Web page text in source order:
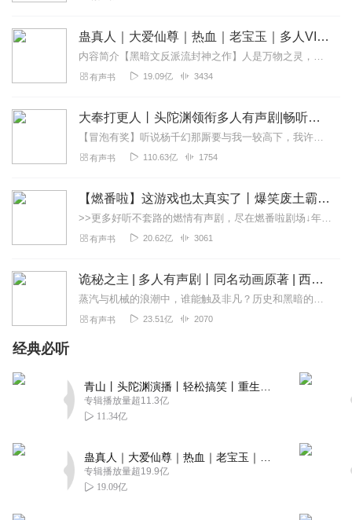
蛊真人｜大爱仙尊｜热血｜老宝玉｜多人VIP免费有声剧
内容简介【黑暗文反派流封神之作】人是万物之灵，蛊是天地真精。一个穿越者不断重生的故事。一个养蛊、炼蛊、用蛊的奇特世界。配音组（男角色）老宝玉旁白...
有声书 19.09亿 3434
大奉打更人丨头陀渊领衔多人有声剧|畅听全集|王鹤棣、田曦薇主演影视剧原著|卖报小郎君
【冒泡有奖】听说杨千幻那厮要与我一较高下，我许七安要开始装叉了！快进入声音播放页戳下方输入框，冒个泡偷偷告诉我，我要用哪些诗词才能胜过他？说得好的，有赏！202...
有声书 110.63亿 1754
【燃番啦】这游戏也太真实了丨爆笑废土霸榜神作丨紫襟剧社制作
>>更多好听不套路的燃情有声剧，尽在燃番啦剧场↓年度重磅推荐本专辑为VIP免费专辑每天上午10点5集更新，订阅可以听到最新内容哦！每周抽一个专辑五星优质评论送...
有声书 20.62亿 3061
诡秘之主 | 多人有声剧丨同名动画原著 | 西幻克苏鲁 | 乌贼作品
蒸汽与机械的浪潮中，谁能触及非凡？历史和黑暗的迷雾里，又是谁在耳语？我从诡秘中醒来，睁眼看见这个世界：枪械，大炮，巨舰，飞空艇，差分机；魔药，占卜，诅咒，倒吊人...
有声书 23.51亿 2070
经典必听
专辑播放量超11.3亿
11.34亿
专辑播放量超19.9亿
19.09亿